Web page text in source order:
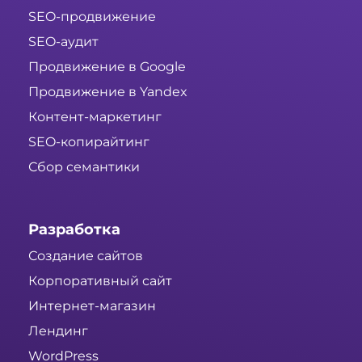
SEO-продвижение
SEO-аудит
Продвижение в Google
Продвижение в Yandex
Контент-маркетинг
SEO-копирайтинг
Сбор семантики
Разработка
Создание сайтов
Корпоративный сайт
Интернет-магазин
Лендинг
WordPress